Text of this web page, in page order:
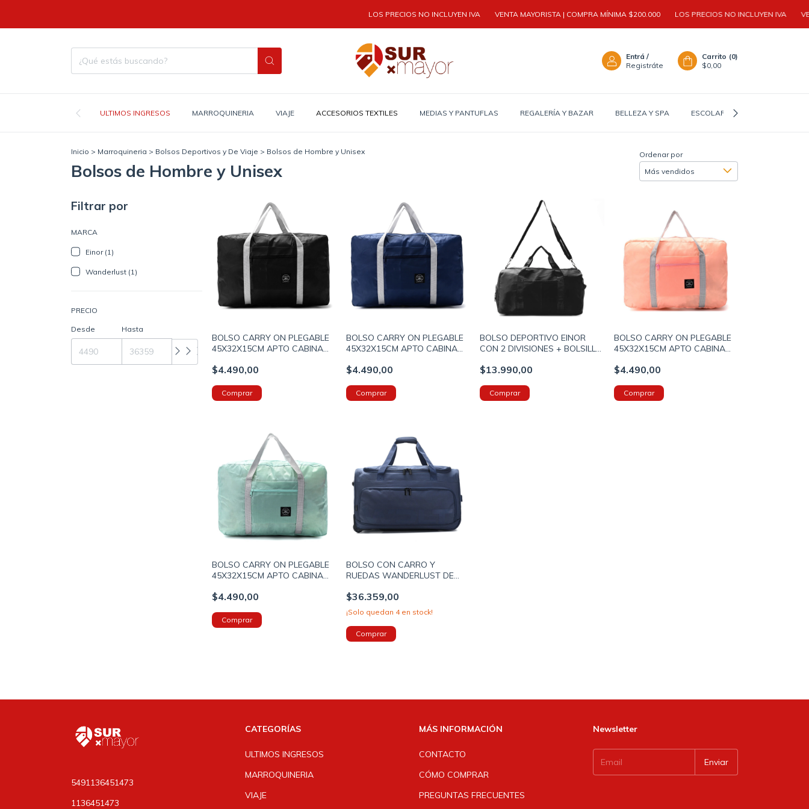
LOS PRECIOS NO INCLUYEN IVA VENTA MAYORISTA | COMPRA MÍNIMA $200.000 LOS PRECIOS NO INCLUYEN IVA
Entrá /
Registráte
Carrito (0)
$0,00
ULTIMOS INGRESOS MARROQUINERIA VIAJE ACCESORIOS TEXTILES MEDIAS Y PANTUFLAS REGALERÍA Y BAZAR BELLEZA Y SPA ESCOLAR Y TEEN
Inicio > Marroquineria > Bolsos Deportivos y De Viaje > Bolsos de Hombre y Unisex
Bolsos de Hombre y Unisex
Ordenar por
Filtrar por
MARCA
Einor (1)
Wanderlust (1)
PRECIO
Desde Hasta
BOLSO CARRY ON PLEGABLE
45X32X15CM APTO CABINA
DE VALIJA COLOR NEGRO
$4.490,00
BOLSO CARRY ON PLEGABLE
45X32X15CM APTO CABINA
DE VALIJA COLOR AZUL
$4.490,00
BOLSO DEPORTIVO EINOR
CON 2 DIVISIONES + BOLSILLO
COLOR NEGRO (800044)
$13.990,00
BOLSO CARRY ON PLEGABLE
45X32X15CM APTO CABINA
DE VALIJA COLOR CORAL
$4.490,00
BOLSO CARRY ON PLEGABLE
45X32X15CM APTO CABINA
DE VALIJA COLOR AQUA
$4.490,00
BOLSO CON CARRO Y
RUEDAS WANDERLUST DE
COLOR AZUL (39371)
$36.359,00
¡Solo quedan 4en stock!
5491136451473
1136451473
CATEGORÍAS
ULTIMOS INGRESOS
MARROQUINERIA
VIAJE
MÁS INFORMACIÓN
CONTACTO
CÓMO COMPRAR
PREGUNTAS FRECUENTES
Newsletter